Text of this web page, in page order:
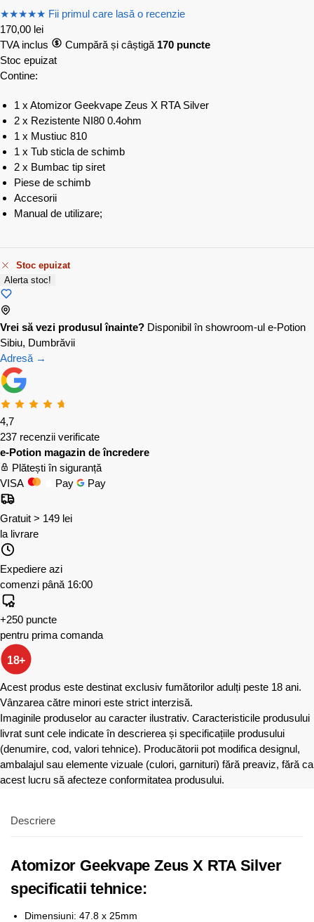
★★★★★ Fii primul care lasă o recenzie
170,00 lei
TVA inclus
Cumpără și câștigă 170 puncte
Stoc epuizat
Contine:
1 x Atomizor Geekvape Zeus X RTA Silver
2 x Rezistente NI80 0.4ohm
1 x Mustiuc 810
1 x Tub sticla de schimb
2 x Bumbac tip siret
Piese de schimb
Accesorii
Manual de utilizare;
Stoc epuizat
Alerta stoc!
Vrei să vezi produsul înainte? Disponibil în showroom-ul e-Potion
Sibiu, Dumbrăvii
Adresă →
4,7
237 recenzii verificate
e-Potion magazin de încredere
Plătești în siguranță
VISA
Pay Pay
Gratuit > 149 lei
la livrare
Expediere azi
comenzi până 16:00
+250 puncte
pentru prima comanda
18+
Acest produs este destinat exclusiv fumătorilor adulți peste 18 ani.
Vânzarea către minori este strict interzisă.
Imaginile produselor au caracter ilustrativ. Caracteristicile produsului
livrat sunt cele indicate în descrierea și specificațiile produsului
(denumire, cod, valori tehnice). Producătorii pot modifica designul,
ambalajul sau elemente vizuale (culori, garnituri) fără preaviz, fără ca
acest lucru să afecteze conformitatea produsului.
Descriere
Atomizor Geekvape Zeus X RTA Silver
specificatii tehnice:
Dimensiuni: 47.8 x 25mm